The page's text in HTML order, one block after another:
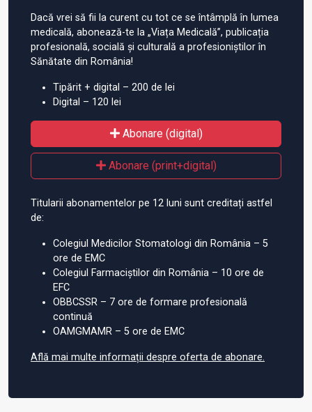
Dacă vrei să fii la curent cu tot ce se întâmplă în lumea
medicală, abonează-te la „Viața Medicală”, publicația
profesională, socială și culturală a profesioniștilor în
Sănătate din România!
Tipărit + digital – 200 de lei
Digital – 120 lei
Abonare (digital)
Abonare (print+digital)
Titularii abonamentelor pe 12 luni sunt creditați astfel
de:
Colegiul Medicilor Stomatologi din România – 5
ore de EMC
Colegiul Farmaciștilor din România – 10 ore de
EFC
OBBCSSR – 7 ore de formare profesională
continuă
OAMGMAMR – 5 ore de EMC
Află mai multe informații despre oferta de abonare.